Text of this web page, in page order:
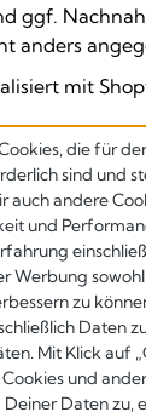
ggf.
anders
mit
die für
sind und
auch andere
und
Werbung
zu
Daten
Mit Klick auf
und
Daten zu,